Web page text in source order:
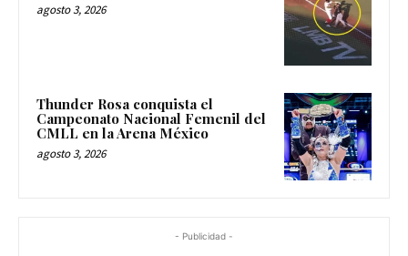
agosto 3, 2026
Thunder Rosa conquista el
Campeonato Nacional Femenil del
CMLL en la Arena México
agosto 3, 2026
- Publicidad -